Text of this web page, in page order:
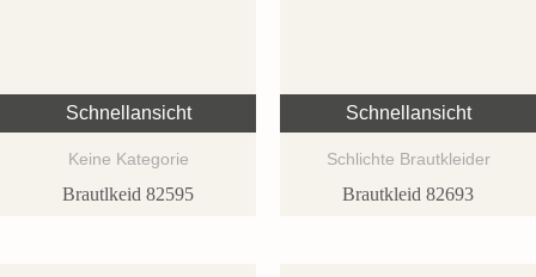
Schnellansicht
Keine Kategorie
Brautlkeid 82595
Schnellansicht
Schlichte Brautkleider
Brautkleid 82693